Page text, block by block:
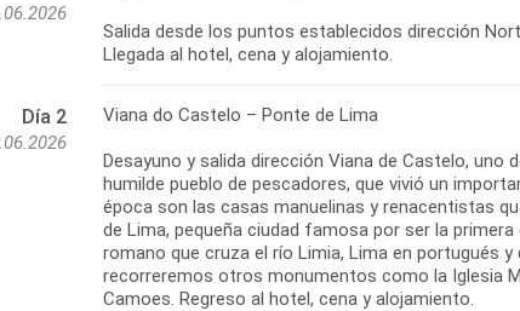
Salida desde los puntos establecidos dirección
Llegada al hotel, cena y alojamiento.
Día 2 Viana do Castelo – Ponte de Lima
Desayuno y salida dirección Viana de Castelo,
humilde pueblo de pescadores, que vivió un
época son las casas manuelinas y renacentistas
de Lima, pequeña ciudad famosa por ser la
romano que cruza el río Limia, Lima en portugués
recorreremos otros monumentos como la Iglesia
Camoes. Regreso al hotel, cena y alojamiento.